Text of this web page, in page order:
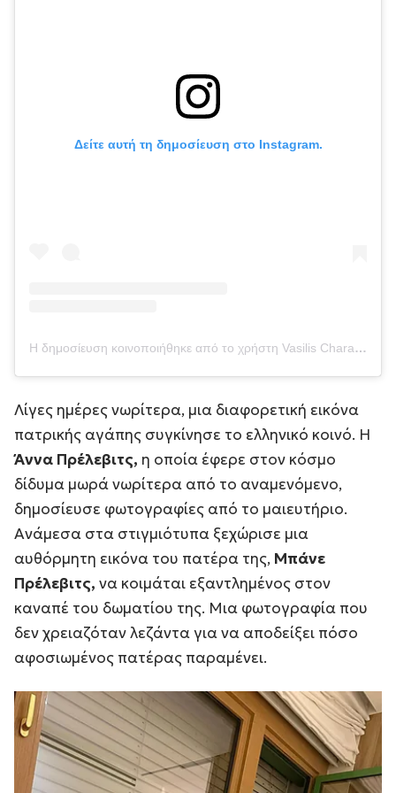
Δείτε αυτή τη δημοσίευση στο Instagram.
Η δημοσίευση κοινοποιήθηκε από το χρήστη Vasilis Charalampopoulos official (@charalampopoulos_vasilis)
Λίγες ημέρες νωρίτερα, μια διαφορετική εικόνα
πατρικής αγάπης συγκίνησε το ελληνικό κοινό. Η
Άννα Πρέλεβιτς, η οποία έφερε στον κόσμο
δίδυμα μωρά νωρίτερα από το αναμενόμενο,
δημοσίευσε φωτογραφίες από το μαιευτήριο.
Ανάμεσα στα στιγμιότυπα ξεχώρισε μια
αυθόρμητη εικόνα του πατέρα της, Μπάνε
Πρέλεβιτς, να κοιμάται εξαντλημένος στον
καναπέ του δωματίου της. Μια φωτογραφία που
δεν χρειαζόταν λεζάντα για να αποδείξει πόσο
αφοσιωμένος πατέρας παραμένει.